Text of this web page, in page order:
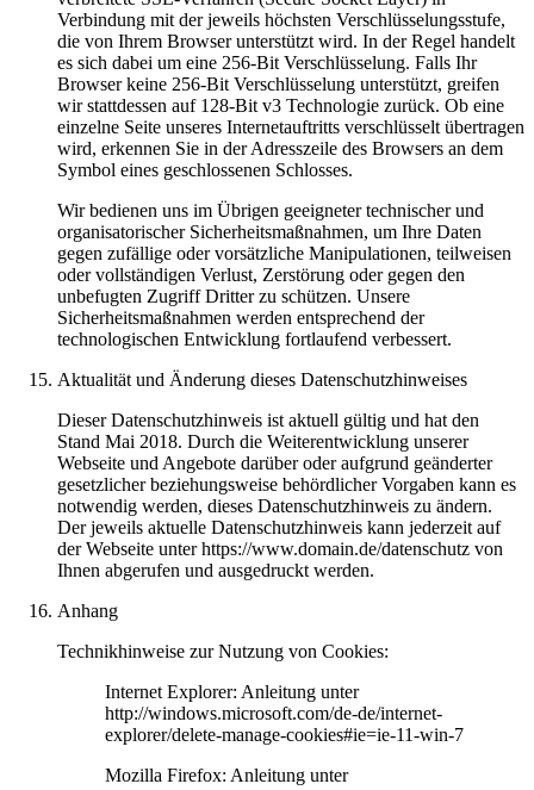
Verbindung mit der jeweils höchsten Verschlüsselungsstufe,
die von Ihrem Browser unterstützt wird. In der Regel handelt
es sich dabei um eine 256-Bit Verschlüsselung. Falls Ihr
Browser keine 256-Bit Verschlüsselung unterstützt, greifen
wir stattdessen auf 128-Bit v3 Technologie zurück. Ob eine
einzelne Seite unseres Internetauftritts verschlüsselt übertragen
wird, erkennen Sie in der Adresszeile des Browsers an dem
Symbol eines geschlossenen Schlosses.
Wir bedienen uns im Übrigen geeigneter technischer und
organisatorischer Sicherheitsmaßnahmen, um Ihre Daten
gegen zufällige oder vorsätzliche Manipulationen, teilweisen
oder vollständigen Verlust, Zerstörung oder gegen den
unbefugten Zugriff Dritter zu schützen. Unsere
Sicherheitsmaßnahmen werden entsprechend der
technologischen Entwicklung fortlaufend verbessert.
Aktualität und Änderung dieses Datenschutzhinweises
Dieser Datenschutzhinweis ist aktuell gültig und hat den
Stand Mai 2018. Durch die Weiterentwicklung unserer
Webseite und Angebote darüber oder aufgrund geänderter
gesetzlicher beziehungsweise behördlicher Vorgaben kann es
notwendig werden, dieses Datenschutzhinweis zu ändern.
Der jeweils aktuelle Datenschutzhinweis kann jederzeit auf
der Webseite unter https://www.domain.de/datenschutz von
Ihnen abgerufen und ausgedruckt werden.
Anhang
Technikhinweise zur Nutzung von Cookies:
Internet Explorer: Anleitung unter
http://windows.microsoft.com/de-de/internet-
explorer/delete-manage-cookies#ie=ie-11-win-7
Mozilla Firefox: Anleitung unter